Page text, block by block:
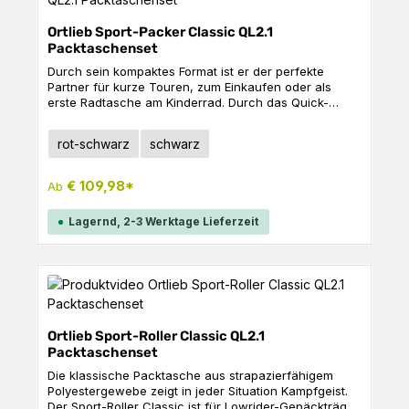
Ortlieb Sport-Packer Classic QL2.1
Packtaschenset
Durch sein kompaktes Format ist er der perfekte
Partner für kurze Touren, zum Einkaufen oder als
erste Radtasche am Kinderrad. Durch das Quick-
einfach am Fahrrad befestigen und wieder
abnehmen. Produktdetails: Schultertragegurt mit
Innentasche Schließbarer Staublatz unter dem Deckel
Reflektoren Technische Daten Volumen: 2 x 15
LGewicht: 2 x 875 gB x H x T: 25 x 40 x 14 cm
Material: PD620, PS490
Farbeauswählen
rot-schwarz schwarz
Ab€ 109,98*
Lagernd, 2-3 Werktage Lieferzeit
Ortlieb Sport-Roller Classic QL2.1
Packtaschenset
Die klassische Packtasche aus strapazierfähigem
Polyestergewebe zeigt in jeder Situation Kampfgeist.